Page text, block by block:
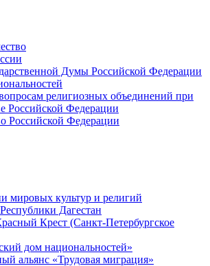
Думы Российской Федерации
религиозных объединений при
Российской Федерации
Российской Федерации
мировых культур и религий
Дагестан
Крест (Санкт-Петербургское
дом национальностей»
альянс «Трудовая миграция»